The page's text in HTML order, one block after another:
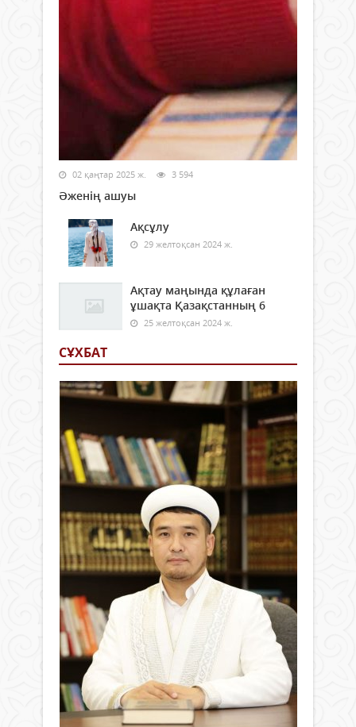
02 қаңтар 2025 ж. 3 594
Әженің ашуы
Ақсұлу
29 желтоқсан 2024 ж.
Ақтау маңында құлаған
ұшақта Қазақстанның 6
25 желтоқсан 2024 ж.
СҰХБАТ